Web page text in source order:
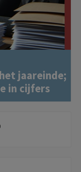
jaareinde;
in cijfers